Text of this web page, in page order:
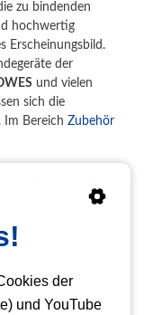
zu bindenden
hochwertig
Erscheinungsbild.
der
und vielen
sich die
Im Bereich Zubehör
und 51 mm
der
und YouTube